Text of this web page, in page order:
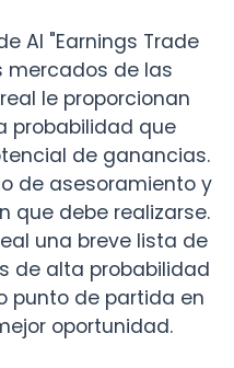
AI "Earnings Trade
mercados de las
le proporcionan
probabilidad que
de ganancias.
de asesoramiento y
que debe realizarse.
una breve lista de
de alta probabilidad
punto de partida en
oportunidad.